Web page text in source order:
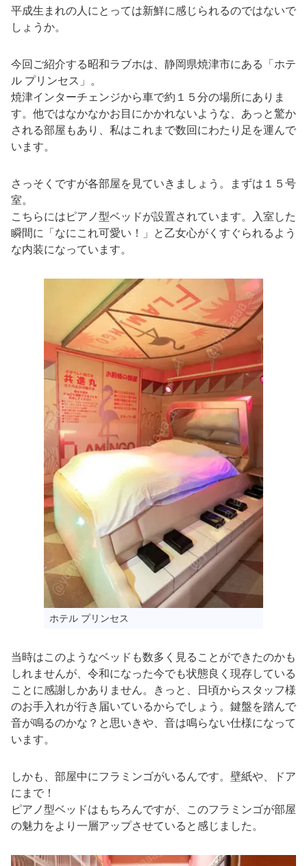
平成生まれの人にとっては新鮮に感じられるのではないで
しょうか。
今回ご紹介する昭和ラブホは、静岡県焼津市にある「ホテ
ル プリンセス」。
焼津インターチェンジから車で約１５分の場所にありま
す。他ではなかなかお目にかかれないような、あっと驚か
される部屋もあり、私はこれまで数回にわたり足を運んで
います。
さっそくですが各部屋を見ていきましょう。まずは１５号
室。
こちらにはピアノ型ベッドが設置されています。入室した
瞬間に「なにこれ可愛い！」と乙女心がくすぐられるよう
な内装になっています。
ホテル プリンセス
当時はこのようなベッドも数多く見ることができたのかも
しれませんが、令和になった今でも状態良く現存している
ことに感謝しかありません。きっと、日頃からスタッフ様
のお手入れが行き届いているからでしょう。鍵盤を踏んで
音が鳴るのかな？と思いきや、音は鳴らない仕様になって
います。
しかも、部屋中にフラミンゴがいるんです。壁紙や、ドア
にまで！
ピアノ型ベッドはもちろんですが、このフラミンゴが部屋
の魅力をより一層アップさせていると感じました。